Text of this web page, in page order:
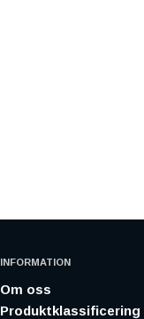
INFORMATION
Om oss
Produktklassificering